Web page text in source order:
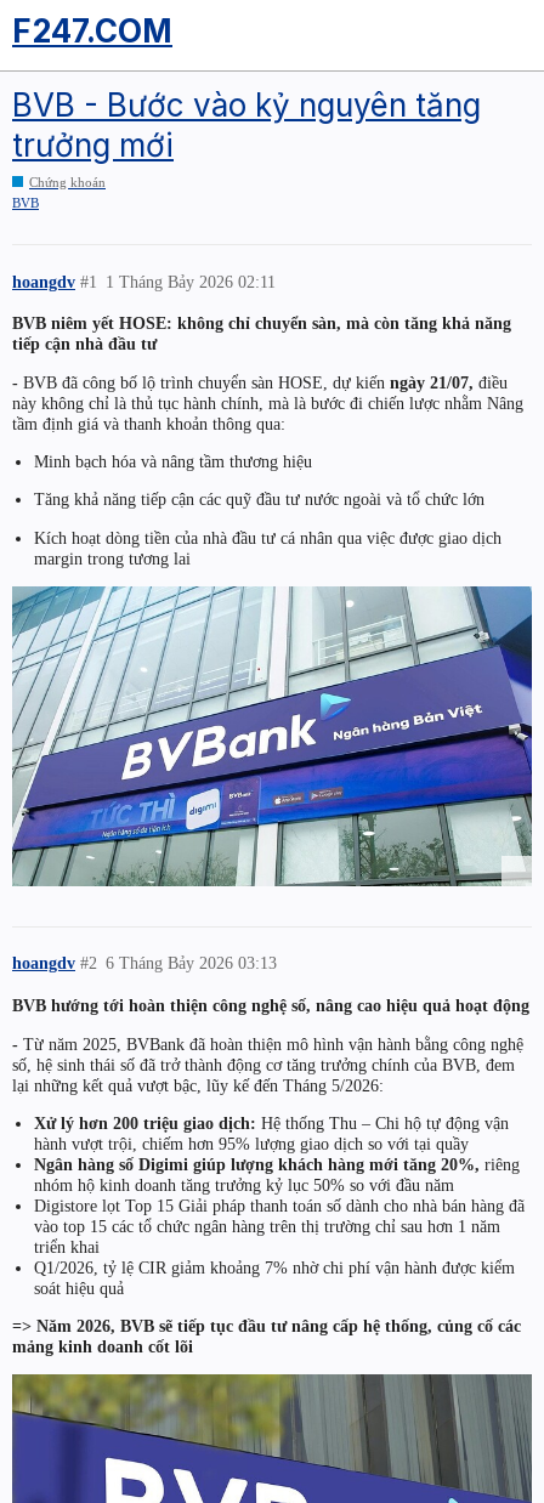
F247.COM
BVB - Bước vào kỷ nguyên tăng
trưởng mới
Chứng khoán
BVB
hoangdv 1 Tháng Bảy 2026 02:11
#1
BVB niêm yết HOSE: không chỉ chuyển sàn, mà còn tăng khả năng
tiếp cận nhà đầu tư
- BVB đã công bố lộ trình chuyển sàn HOSE, dự kiến ngày 21/07, điều
này không chỉ là thủ tục hành chính, mà là bước đi chiến lược nhằm Nâng
tầm định giá và thanh khoản thông qua:
Minh bạch hóa và nâng tầm thương hiệu
Tăng khả năng tiếp cận các quỹ đầu tư nước ngoài và tổ chức lớn
Kích hoạt dòng tiền của nhà đầu tư cá nhân qua việc được giao dịch
margin trong tương lai
hoangdv 6 Tháng Bảy 2026 03:13
#2
BVB hướng tới hoàn thiện công nghệ số, nâng cao hiệu quả hoạt động
- Từ năm 2025, BVBank đã hoàn thiện mô hình vận hành bằng công nghệ
số, hệ sinh thái số đã trở thành động cơ tăng trưởng chính của BVB, đem
lại những kết quả vượt bậc, lũy kế đến Tháng 5/2026:
Xử lý hơn 200 triệu giao dịch: Hệ thống Thu – Chi hộ tự động vận
hành vượt trội, chiếm hơn 95% lượng giao dịch so với tại quầy
Ngân hàng số Digimi giúp lượng khách hàng mới tăng 20%, riêng
nhóm hộ kinh doanh tăng trưởng kỷ lục 50% so với đầu năm
Digistore lọt Top 15 Giải pháp thanh toán số dành cho nhà bán hàng đã
vào top 15 các tổ chức ngân hàng trên thị trường chỉ sau hơn 1 năm
triển khai
Q1/2026, tỷ lệ CIR giảm khoảng 7% nhờ chi phí vận hành được kiểm
soát hiệu quả
=> Năm 2026, BVB sẽ tiếp tục đầu tư nâng cấp hệ thống, củng cố các
mảng kinh doanh cốt lõi